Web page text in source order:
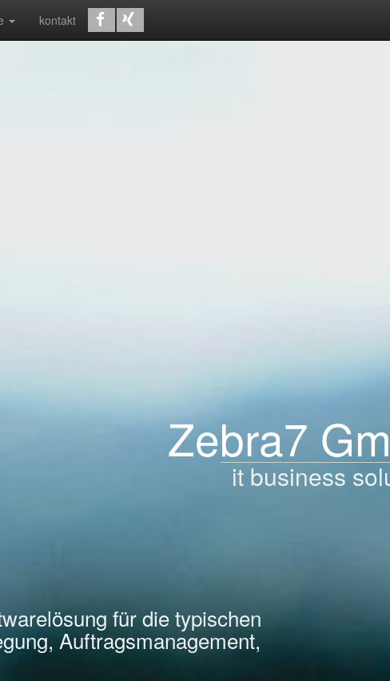
kontakt
Zebra7
it business
für die typischen
Auftragsmanagement,